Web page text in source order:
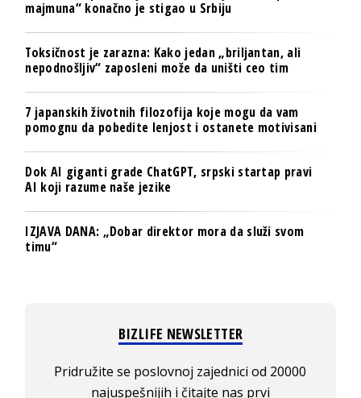
majmuna“ konačno je stigao u Srbiju
Toksičnost je zarazna: Kako jedan „briljantan, ali
nepodnošljiv“ zaposleni može da uništi ceo tim
7 japanskih životnih filozofija koje mogu da vam
pomognu da pobedite lenjost i ostanete motivisani
Dok AI giganti grade ChatGPT, srpski startap pravi
AI koji razume naše jezike
IZJAVA DANA: „Dobar direktor mora da služi svom
timu“
BIZLIFE NEWSLETTER
Pridružite se poslovnoj zajednici od 20000
najuspešnijih i čitajte nas prvi